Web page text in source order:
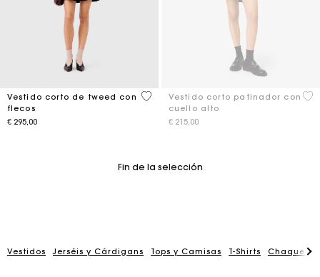
Vestido corto de tweed con
flecos
€ 295,00
5 out of 5 Customer Rating
Vestido corto patinador con
cuello alto
€ 215,00
3,2
Fin de la selección
Vestidos Jerséis y Cárdigans Tops y Camisas T-Shirts